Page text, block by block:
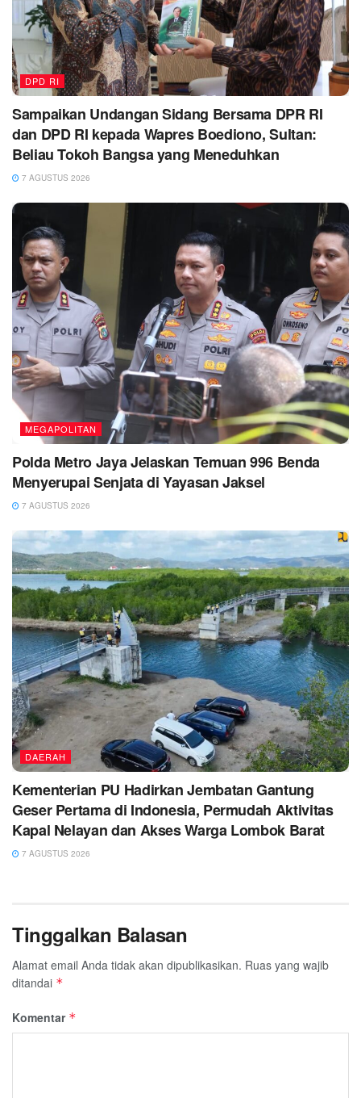
DPD RI
Sampaikan Undangan Sidang Bersama DPR RI
dan DPD RI kepada Wapres Boediono, Sultan:
Beliau Tokoh Bangsa yang Meneduhkan
7 AGUSTUS 2026
MEGAPOLITAN
Polda Metro Jaya Jelaskan Temuan 996 Benda
Menyerupai Senjata di Yayasan Jaksel
7 AGUSTUS 2026
DAERAH
Kementerian PU Hadirkan Jembatan Gantung
Geser Pertama di Indonesia, Permudah Aktivitas
Kapal Nelayan dan Akses Warga Lombok Barat
7 AGUSTUS 2026
Tinggalkan Balasan
Alamat email Anda tidak akan dipublikasikan. Ruas yang wajib
ditandai *
Komentar *